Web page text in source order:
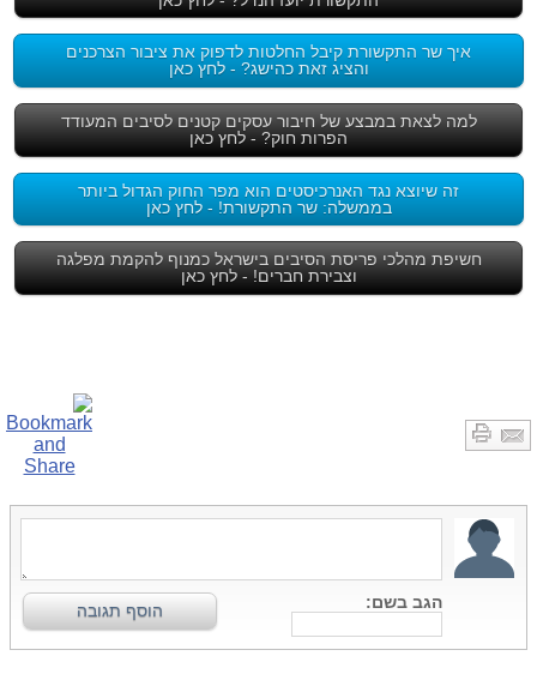
איך שר התקשורת קיבל החלטות לדפוק את ציבור הצרכנים
והציג זאת כהישג? - לחץ כאן
למה לצאת במבצע של חיבור עסקים קטנים לסיבים המעודד
הפרות חוק? - לחץ כאן
זה שיוצא נגד האנרכיסטים הוא מפר החוק הגדול ביותר
בממשלה: שר התקשורת! - לחץ כאן
חשיפת מהלכי פריסת הסיבים בישראל כמנוף להקמת מפלגה
וצבירת חברים! - לחץ כאן